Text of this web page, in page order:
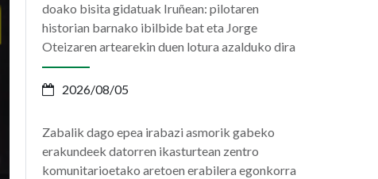
doako bisita gidatuak Iruñean: pilotaren
historian barnako ibilbide bat eta Jorge
Oteizaren artearekin duen lotura azalduko dira
2026/08/05
Zabalik dago epea irabazi asmorik gabeko
erakundeek datorren ikasturtean zentro
komunitarioetako aretoen erabilera egonkorra